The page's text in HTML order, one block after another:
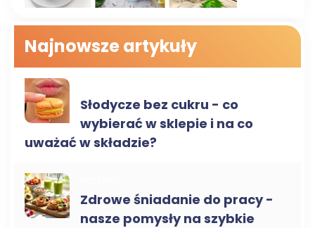
Najnowsze artykuły
Słodycze bez cukru - co
wybierać w sklepie i na co
uważać w składzie?
Zdrowe śniadanie do pracy -
nasze pomysły na szybkie